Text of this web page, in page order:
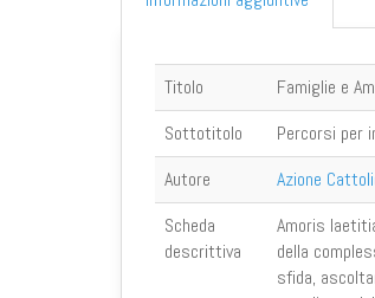
Titolo
Famiglie e
Sottotitolo
Percorsi per
Autore
Azione
Scheda
descrittiva
Amoris
della
sfida,